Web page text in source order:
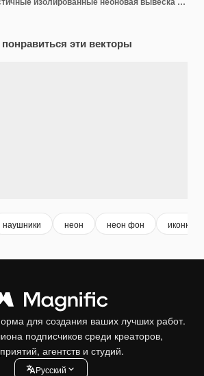
эти векторы
наушники неон неон фон иконка
для создания ваших лучших работ.
подписчиков среди креаторов,
агентств и студий.
Pусский